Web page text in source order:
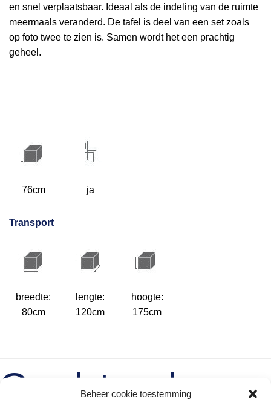
Beheer cookie toestemming
en snel verplaatsbaar. Ideaal als de indeling van de ruimte
meermaals veranderd. De tafel is deel van een set zoals
op foto twee te zien is. Samen wordt het een prachtig
geheel.
76cm ja
Transport
breedte:
80cm
lengte:
120cm
hoogte:
175cm
Gerelateerde